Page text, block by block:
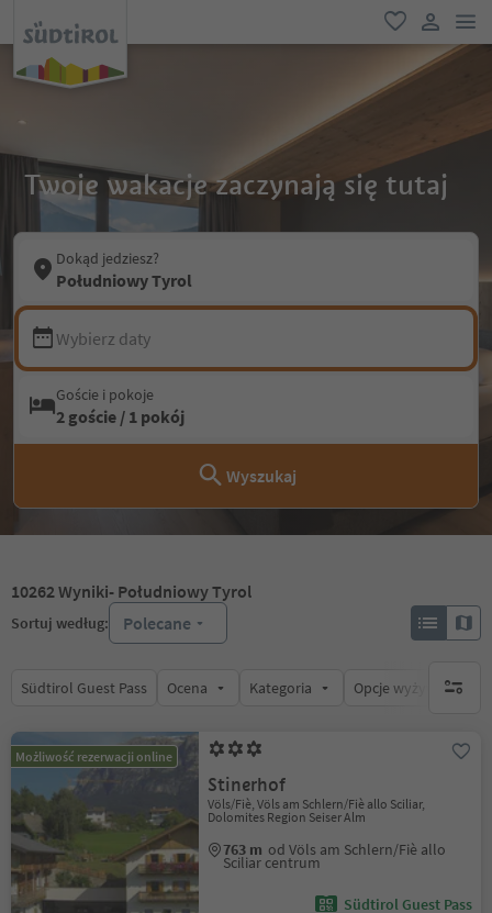
ulubione
link
Twoje wakacje zaczynają się tutaj
Dokąd jedziesz?
Południowy Tyrol
Wybierz daty
Goście i pokoje
2 goście / 1 pokój
Wyszukaj
10262Wyniki- Południowy Tyrol
Sortuj według: Polecane
Südtirol Guest Pass Ocena Kategoria Opcje wyżywieniabrak
Możliwość rezerwacji online
Stinerhof
Völs/Fiè, Völs am Schlern/Fiè allo Sciliar,
Dolomites Region Seiser Alm
763 m od Völs am Schlern/Fiè allo
Sciliar centrum
Südtirol Guest Pass